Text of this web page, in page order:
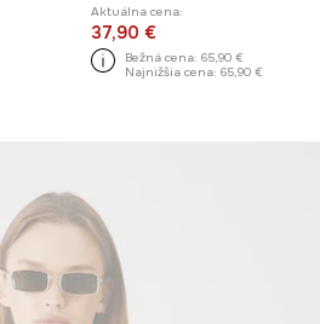
Aktuálna cena:
37,90 €
Bežná cena: 65,90 €
Najnižšia cena: 65,90 €